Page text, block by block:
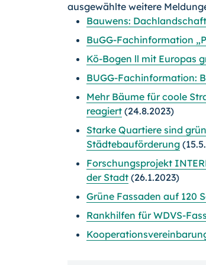
ausgewählte weitere
Bauwens:
BuGG-Fachinformation
Kö-Bogen ll mit Europas
BUGG-Fachinformation:
Mehr Bäume für coole
reagiert (24.8.2023)
Starke Quartiere sind
Städtebauförderung
Forschungsprojekt
der Stadt (26.1.2023)
Grüne Fassaden auf 120
Rankhilfen für WDVS-